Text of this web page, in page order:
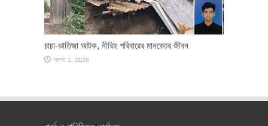
চাচা-ভাতিজা আটক, নীরিহ পরিবারের মানবেতর জীবন
আগস্ট 1, 2026